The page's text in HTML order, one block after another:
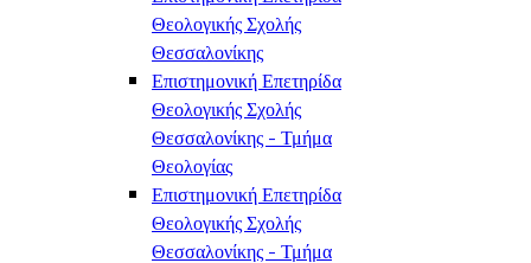
Θεολογικής Σχολής
Θεσσαλονίκης
Επιστημονική Επετηρίδα
Θεολογικής Σχολής
Θεσσαλονίκης - Τμήμα
Θεολογίας
Επιστημονική Επετηρίδα
Θεολογικής Σχολής
Θεσσαλονίκης - Τμήμα